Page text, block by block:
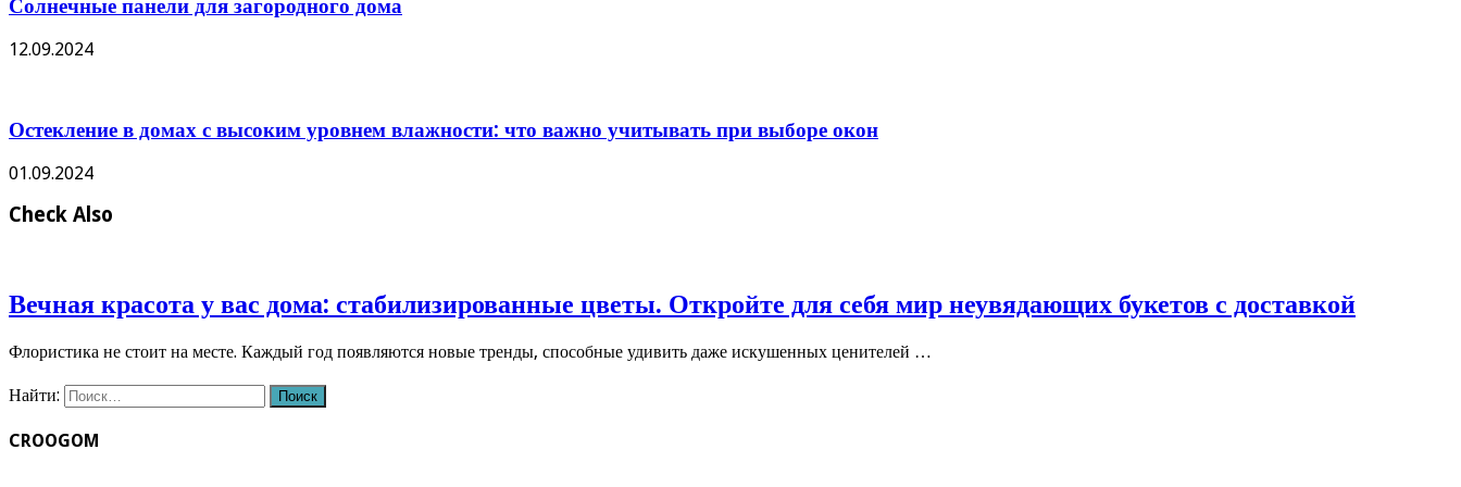
Солнечные панели для загородного дома
12.09.2024
Остекление в домах с высоким уровнем влажности: что важно учитывать при выборе окон
01.09.2024
Check Also
Вечная красота у вас дома: стабилизированные цветы. Откройте для себя мир неувядающих букетов с доставкой
Флористика не стоит на месте. Каждый год появляются новые тренды, способные удивить даже искушенных ценителей …
Найти:
CROOGOM